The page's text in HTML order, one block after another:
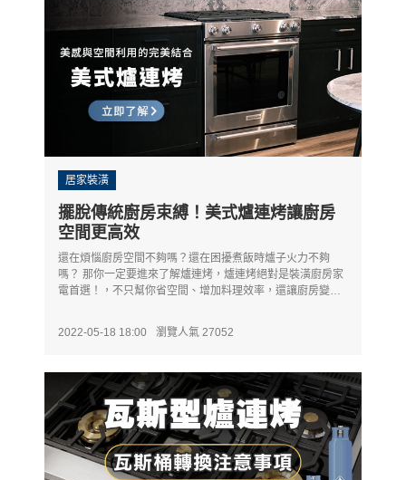
居家裝潢
擺脫傳統廚房束縛！美式爐連烤讓廚房
空間更高效
還在煩惱廚房空間不夠嗎？還在困擾煮飯時爐子火力不夠
嗎？ 那你一定要進來了解爐連烤，爐連烤絕對是裝潢廚房家
電首選！，不只幫你省空間、增加料理效率，還讓廚房變得
2022-05-18 18:00
瀏覽人氣 27052